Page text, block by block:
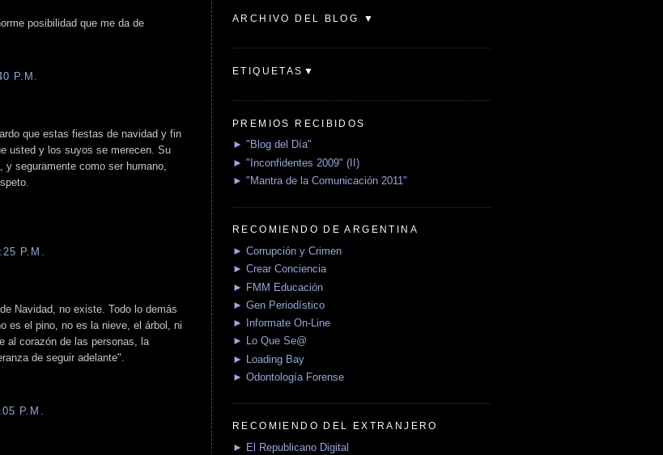
posibilidad que me da de
P.M.
que estas fiestas de navidad y fin
usted y los suyos se merecen. Su
seguramente como ser humano,
P.M.
Navidad, no existe. Todo lo demás
es el pino, no es la nieve, el árbol, ni
al corazón de las personas, la
de seguir adelante".
P.M.
ARCHIVO DEL BLOG ▼
ETIQUETAS▼
PREMIOS RECIBIDOS
► "Blog del Día"
► "Inconfidentes 2009" (II)
► "Mantra de la Comunicación 2011"
RECOMIENDO DE ARGENTINA
► Corrupción y Crimen
► Crear Conciencia
► FMM Educación
► Gen Periodístico
► Informate On-Line
► Lo Que Se@
► Loading Bay
► Odontología Forense
RECOMIENDO DEL EXTRANJERO
► El Republicano Digital